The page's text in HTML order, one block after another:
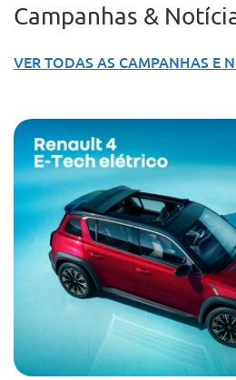
Campanhas &
VER TODAS AS CAMPANHAS E